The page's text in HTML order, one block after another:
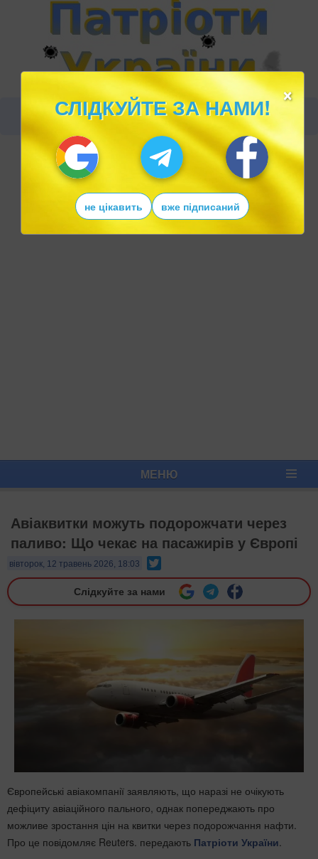
МЕНЮ
Авіаквитки можуть подорожчати через
паливо: Що чекає на пасажирів у Європі
вівторок, 12 травень 2026, 18:03
Слідкуйте за нами
Європейські авіакомпанії заявляють, що наразі не очікують
дефіциту авіаційного пального, однак попереджають про
можливе зростання цін на квитки через подорожчання нафти.
Про це повідомляє Reuters. передають Патріоти України
×
СЛІДКУЙТЕ ЗА НАМИ!
не цікавить вже підписаний